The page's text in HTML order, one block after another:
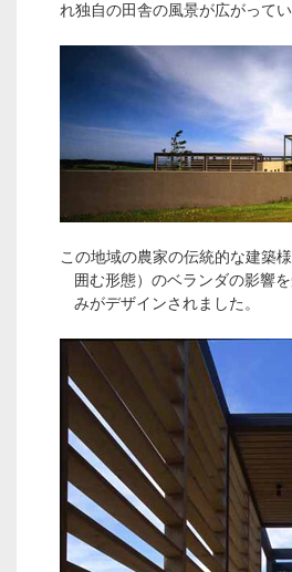
れ独自の田舎の風景が広がってい
この地域の農家の伝統的な建築
囲む形態）のベランダの影響
みがデザインされました。